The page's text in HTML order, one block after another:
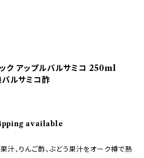
ク アップルバルサミコ 250ml
ルサミコ酢
available
汁、りんご酢、ぶどう果汁をオーク樽で熟